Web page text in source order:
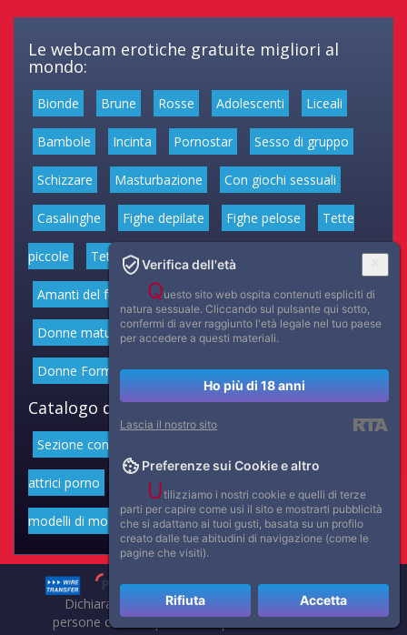
Le webcam erotiche gratuite migliori al
mondo:
Bionde Brune Rosse Adolescenti Liceali
Bambole Incinta Pornostar Sesso di gruppo
Schizzare Masturbazione Con giochi sessuali
Casalinghe Fighe depilate Fighe pelose Tette
piccole Tette medie Grandi tette
Amanti del fumo Giochi anali Donne latine
Donne mature Donne anziane Feticismo dei Piedi
Donne Formose Ragazze magre Spesso
Catalogo delle informazioni del sito Web:
Sezione con attrici cinematografiche
attrici porno Portfolio di belle attrici
modelli di moda volgari Affascinanti star dello sport
Dichiarazione di non responsabilità: tutti i membri e le
persone che compaiono su questo sito hanno almeno 18
Verifica dell'età
Questo sito web ospita contenuti espliciti di
natura sessuale. Cliccando sul pulsante qui sotto,
confermi di aver raggiunto l'età legale nel tuo paese
per accedere a questi materiali.
Ho più di 18 anni
Lascia il nostro sito
Preferenze sui Cookie e altro
Utilizziamo i nostri cookie e quelli di terze
parti per capire come usi il sito e mostrarti pubblicità
che si adattano ai tuoi gusti, basata su un profilo
creato dalle tue abitudini di navigazione (come le
pagine che visiti).
Rifiuta Accetta